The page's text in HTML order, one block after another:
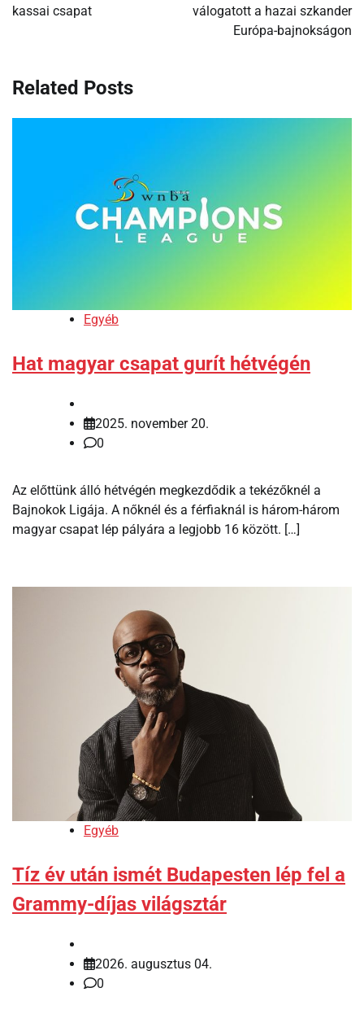
kassai csapat
válogatott a hazai szkander
Európa-bajnokságon
Related Posts
Egyéb
Hat magyar csapat gurít hétvégén
2025. november 20.
0
Az előttünk álló hétvégén megkezdődik a tekézőknél a
Bajnokok Ligája. A nőknél és a férfiaknál is három-három
magyar csapat lép pályára a legjobb 16 között. […]
Egyéb
Tíz év után ismét Budapesten lép fel a
Grammy-díjas világsztár
2026. augusztus 04.
0